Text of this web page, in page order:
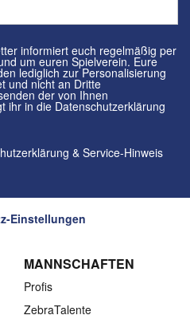
euch regelmäßig per
der von Ihnen
& Service-Hinweis
Einstellungen
MANNSCHAFTEN
Profis
ZebraTalente